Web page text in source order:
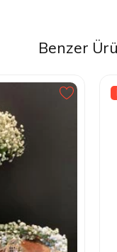
Benzer